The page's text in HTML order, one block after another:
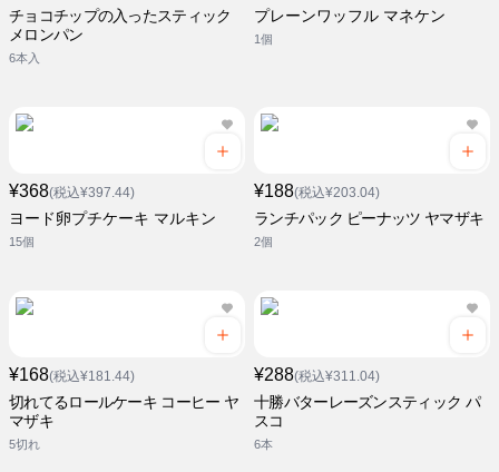
チョコチップの入ったスティック
メロンパン
6本入
プレーンワッフル マネケン
1個
¥368(税込¥397.44)
ヨード卵プチケーキ マルキン
15個
¥188(税込¥203.04)
ランチパック ピーナッツ ヤマザキ
2個
¥168(税込¥181.44)
切れてるロールケーキ コーヒー ヤ
マザキ
5切れ
¥288(税込¥311.04)
十勝バターレーズンスティック パ
スコ
6本